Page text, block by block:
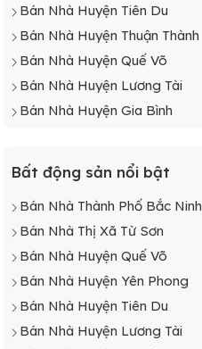
Bán Nhà Huyện Tiên Du
Bán Nhà Huyện Thuận Thành
Bán Nhà Huyện Quế Võ
Bán Nhà Huyện Lương Tài
Bán Nhà Huyện Gia Bình
Bất động sản nổi bật
Bán Nhà Thành Phố Bắc Ninh
Bán Nhà Thị Xã Từ Sơn
Bán Nhà Huyện Quế Võ
Bán Nhà Huyện Yên Phong
Bán Nhà Huyện Tiên Du
Bán Nhà Huyện Lương Tài